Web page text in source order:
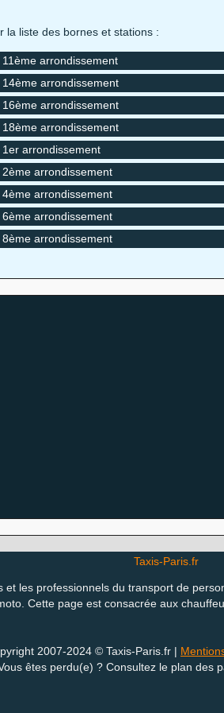
la liste des bornes et stations :
11ème arrondissement
14ème arrondissement
16ème arrondissement
18ème arrondissement
1er arrondissement
2ème arrondissement
4ème arrondissement
6ème arrondissement
8ème arrondissement
Taxis-Paris.fr
les professionnels du transport de
Cette page est consacrée aux
2007-2024 © Taxis-Paris.fr |
êtes perdu(e) ? Consultez le plan des